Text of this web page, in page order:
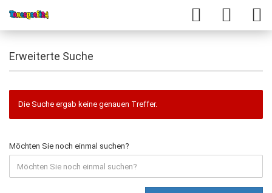
Erweiterte Suche
Die Suche ergab keine genauen Treffer.
Möchten Sie noch einmal suchen?